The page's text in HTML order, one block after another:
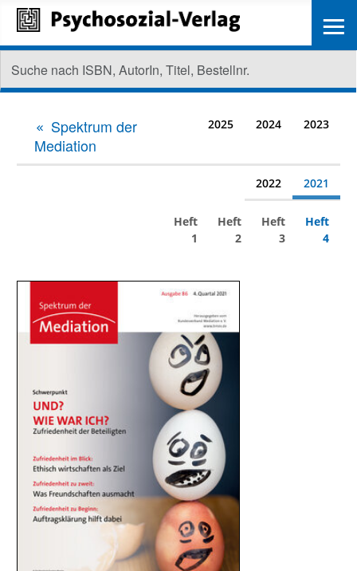
Spektrum der
Mediation
2025 2024 2023
2022 2021
Heft
1
Heft
2
Heft
3
Heft
4
≡